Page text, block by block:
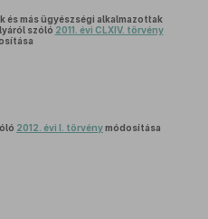
és más ügyészségi alkalmazottak
szóló 2011. évi CLXIV. törvény
2012. évi I. törvénymódosítása